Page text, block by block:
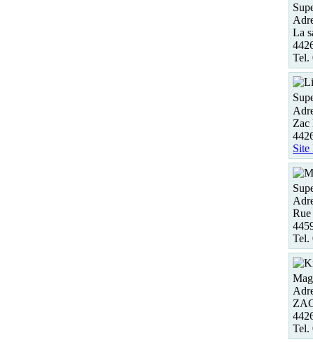
La
Tel.
Zac
Site
Tel.
Tel.